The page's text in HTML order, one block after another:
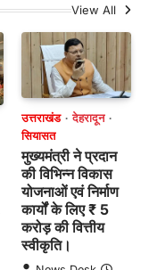
View All
उत्तराखंड
देहरादून
सियासत
मुख्यमंत्री ने प्रदान
की विभिन्न विकास
योजनाओं एवं निर्माण
कार्यों के लिए ₹ 5
करोड़ की वित्तीय
स्वीकृति।